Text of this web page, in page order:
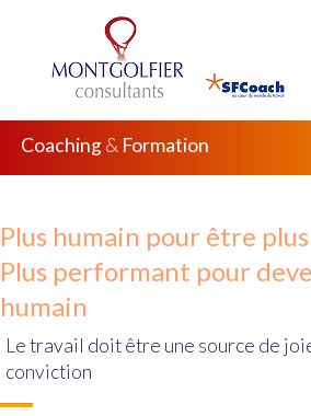
Coaching& Formation
Previous
Plus humain pour être
Plus performant pour
humain
Le travail doit être une source de
conviction